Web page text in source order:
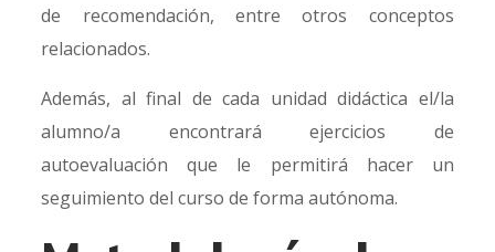
de recomendación, entre otros conceptos
relacionados.
Además, al final de cada unidad didáctica el/la
alumno/a encontrará ejercicios de
autoevaluación que le permitirá hacer un
seguimiento del curso de forma autónoma.